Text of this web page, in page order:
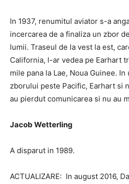
In 1937, renumitul aviator s-a
incercarea de a finaliza un zbor
lumii. Traseul de la vest la est,
California, l-ar vedea pe Earhart
mile pana la Lae, Noua Guinee.
zborului peste Pacific, Earhart si
au pierdut comunicarea si nu au
Jacob Wetterling
A disparut in 1989.
ACTUALIZARE: In august 2016,